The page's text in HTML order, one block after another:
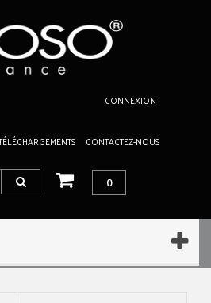
CONNEXION
CONTACTEZ-NOUS
0